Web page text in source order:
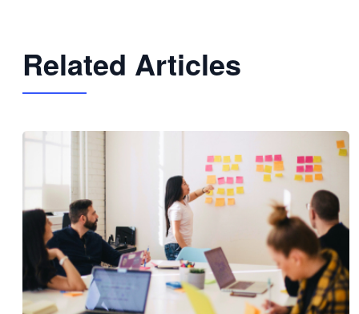
Related Articles